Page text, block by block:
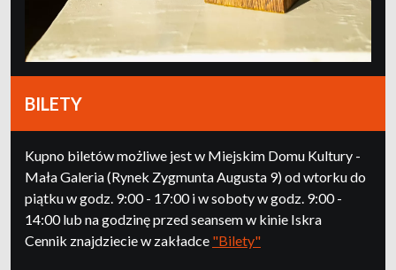
BILETY
Kupno biletów możliwe jest w Miejskim Domu Kultury -
Mała Galeria (Rynek Zygmunta Augusta 9) od wtorku do
piątku w godz. 9:00 - 17:00 i w soboty w godz. 9:00 -
14:00 lub na godzinę przed seansem w kinie Iskra
Cennik znajdziecie w zakładce "Bilety"